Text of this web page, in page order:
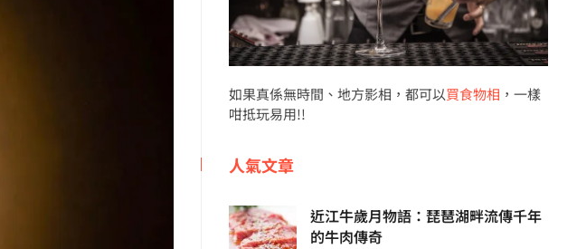
如果真係無時間、地方影相，都可以買食物相 ，一樣
咁抵玩易用!!
人氣文章
近江牛歲月物語：琵琶湖畔流傳千年
的牛肉傳奇